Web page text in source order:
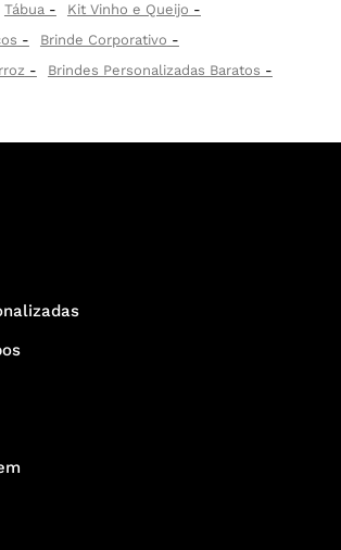
Tábua
Kit Vinho e Queijo
Brinde Corporativo
Brindes Personalizadas Baratos